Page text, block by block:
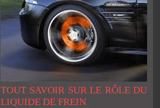
TOUT SAVOIR SUR LE RÔLE DU
LIQUIDE DE FREIN